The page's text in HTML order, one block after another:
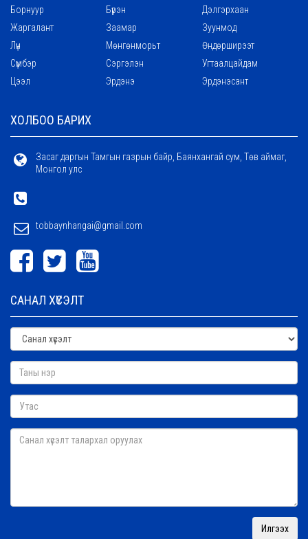
Борнуур
Бүрэн
Дэлгэрхаан
Жаргалант
Заамар
Зуунмод
Лүн
Мөнгөнморьт
Өндөрширээт
Сүмбэр
Сэргэлэн
Угтаалцайдам
Цээл
Эрдэнэ Эрдэнэсант
ХОЛБОО БАРИХ
Засаг даргын Тамгын газрын байр, Баянхангай сум, Төв аймаг,
Монгол улс
tobbaynhangai@gmail.com
САНАЛ ХҮСЭЛТ